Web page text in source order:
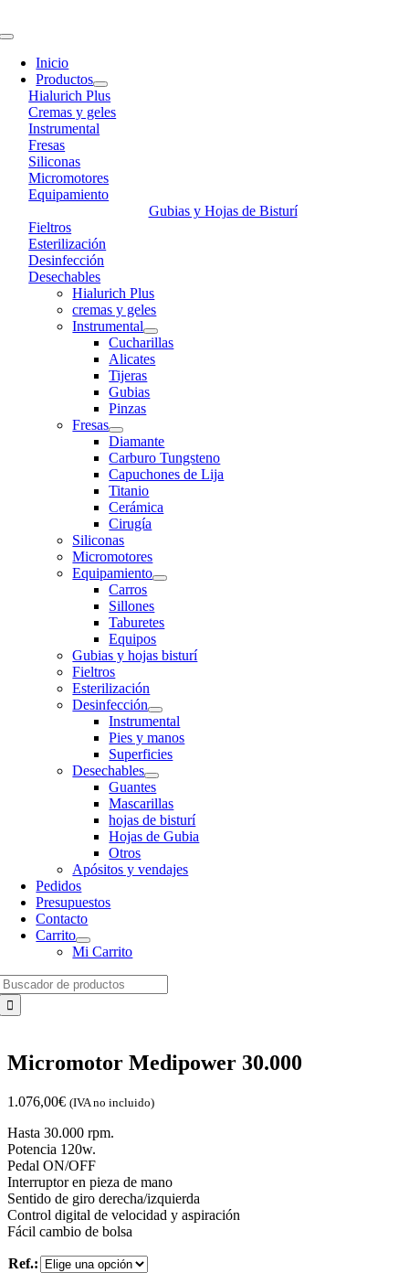
to
Toggle
Navigation
Inicio
Productos
Hialurich Plus
Cremas y geles
Instrumental
Fresas
Siliconas
Micromotores
Equipamiento
Gubias y Hojas de Bisturí
Fieltros
Esterilización
Desinfección
Desechables
Hialurich Plus
cremas y geles
Instrumental
Cucharillas
Alicates
Tijeras
Gubias
Pinzas
Fresas
Diamante
Carburo Tungsteno
Capuchones de Lija
Titanio
Cerámica
Cirugía
Siliconas
Micromotores
Equipamiento
Carros
Sillones
Taburetes
Equipos
Gubias y hojas bisturí
Fieltros
Esterilización
Desinfección
Instrumental
Pies y manos
Superficies
Desechables
Guantes
Mascarillas
hojas de bisturí
Hojas de Gubia
Otros
Apósitos y vendajes
Pedidos
Presupuestos
Contacto
Carrito
Mi Carrito
Micromotor Medipower 30.000
1.076,00€ (IVA no incluido)
Hasta 30.000 rpm.
Potencia 120w.
Pedal ON/OFF
Interruptor en pieza de mano
Sentido de giro derecha/izquierda
Control digital de velocidad y aspiración
Fácil cambio de bolsa
Ref.: